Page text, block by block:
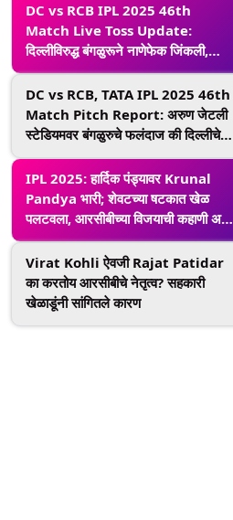
DC vs RCB IPL 2025 46th
Match Live Toss Update:
दिल्लीविरुद्ध बंगळुरूने नाणेफेक जिंकली,
गोलंदाजी करण्याचा घेतला निर्णय
DC vs RCB, TATA IPL 2025 46th
Match Pitch Report: अरुण जेटली
स्टेडियमवर बंगळुरुचे फलंदाज की दिल्लीचे
गोलंदाज कोणाचे असणार वर्चस्व, सामन्यापूर्वी
वाचा खेळपट्टीचा अहवाल
IPL 2025: हार्दिक पंड्यावर Krunal
Pandya भारी; शेवटच्या षटकात खेळ
पलटवला, आरसीबीच्या विजयाची कहाणी अशी
लिहिली
Virat Kohli ऐवजी Rajat Patidar
का करतोय आरसीबीचे नेतृत्व? सहकारी
खेळाडूंनी सांगितले कारण